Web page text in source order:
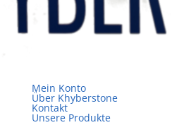
Mein Konto
Über Khyberstone
Kontakt
Unsere Produkte